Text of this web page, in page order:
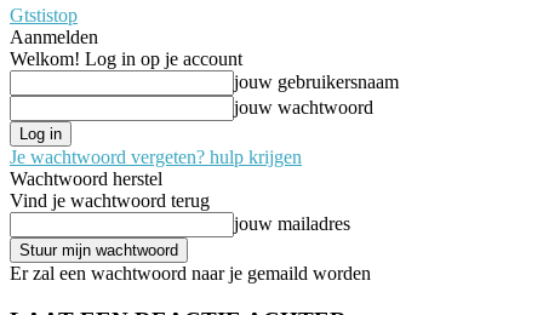
Gtstistop
Aanmelden
Welkom! Log in op je account
jouw gebruikersnaam
jouw wachtwoord
Je wachtwoord vergeten? hulp krijgen
Wachtwoord herstel
Vind je wachtwoord terug
jouw mailadres
Er zal een wachtwoord naar je gemaild worden